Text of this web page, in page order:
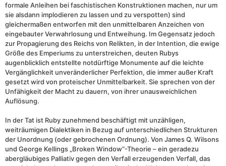
formale Anleihen bei faschistischen Konstruktionen machen, nur um
sie alsdann implodieren zu lassen und zu verspotten) sind
gleichermaßen entworfen mit den unmittelbaren Anzeichen von
eingebauter Verwahrlosung und Entweihung. Im Gegensatz jedoch
zur Propagierung des Reichs von Relikten, in der Intention, die ewige
Größe des Emperiums zu unterstreichen, deuten Rubys
augenblicklich entstellte notdürftige Monumente auf die leichte
Vergänglichkeit unveränderlicher Perfektion, die immer außer Kraft
gesetzt wird von proteischer Unmittelbarkeit. Sie sprechen von der
Unfähigkeit der Macht zu dauern, von ihrer unausweichlichen
Auflösung.
In der Tat ist Ruby zunehmend beschäftigt mit unzähligen,
weiträumigen Dialektiken in Bezug auf unterschiedlichen Strukturen
der Unordnung (oder gebrochenen Ordnung). Von James Q. Wilsons
und George Kellings „Broken Window“-Theorie – ein geradezu
abergläubiges Palliativ gegen den Verfall erzeugenden Verfall, das